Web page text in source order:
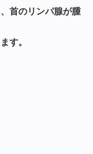
首のリンパ腺が腫
す。